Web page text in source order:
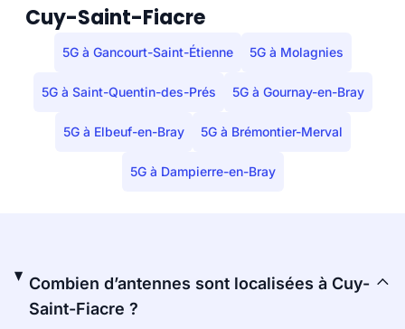
Cuy-Saint-Fiacre
5G à Gancourt-Saint-Étienne 5G à Molagnies
5G à Saint-Quentin-des-Prés 5G à Gournay-en-Bray
5G à Elbeuf-en-Bray 5G à Brémontier-Merval
5G à Dampierre-en-Bray
Combien d’antennes sont localisées à Cuy-
Saint-Fiacre ?